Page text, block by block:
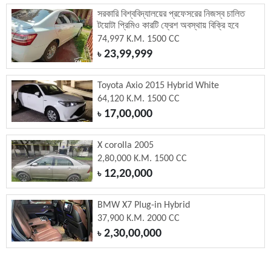
সরকারি বিশ্ববিদ্যালয়ের প্রফেসরের নিজস্ব চালিত
টয়োটা প্রিমিও কারটি ফ্রেশ অবস্থায় বিক্রি হবে
74,997 K.M. 1500 CC
৳23,99,999
Toyota Axio 2015 Hybrid White
64,120 K.M. 1500 CC
৳17,00,000
X corolla 2005
2,80,000 K.M. 1500 CC
৳12,20,000
BMW X7 Plug-in Hybrid
37,900 K.M. 2000 CC
৳2,30,00,000